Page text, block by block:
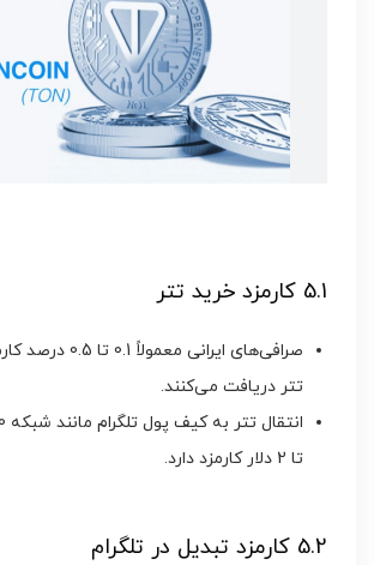
5.1 کارمزد خرید تتر
صرافی‌های ایرانی
تتر دریافت می‌کنند.
تا 2 دلار کارمزد دارد.
5.2 کارمزد تبدیل در تلگرام